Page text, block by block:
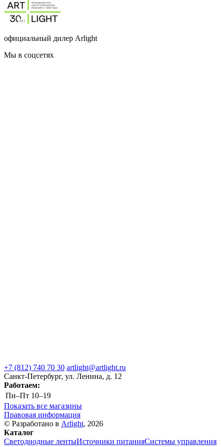
официальный дилер Arlight
Мы в соцсетях
+7 (812) 740 70 30 artlight@artlight.ru
Санкт-Петербург, ул. Ленина, д. 12
Работаем:
Пн–Пт 10–19
Показать все магазины
Правовая информация
© Разработано в Arlight, 2026
Каталог
Светодиодные лентыИсточники питанияСистемы управления